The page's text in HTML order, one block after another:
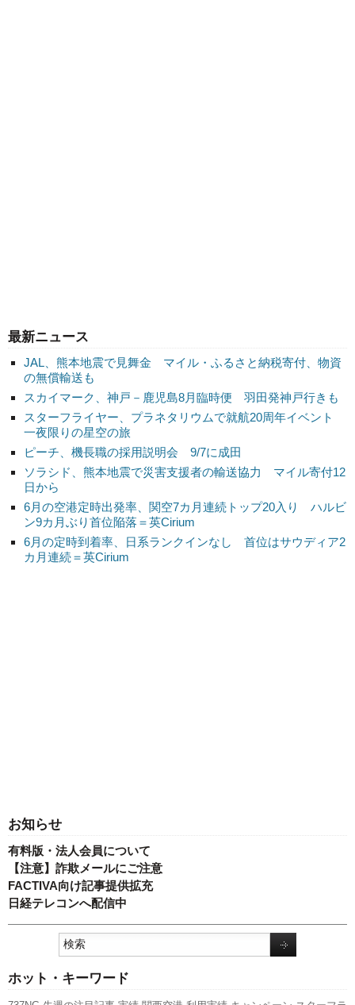
最新ニュース
JAL、熊本地震で見舞金 マイル・ふるさと納税寄付、物資
の無償輸送も
スカイマーク、神戸－鹿児島8月臨時便 羽田発神戸行きも
スターフライヤー、プラネタリウムで就航20周年イベント
一夜限りの星空の旅
ピーチ、機長職の採用説明会 9/7に成田
ソラシド、熊本地震で災害支援者の輸送協力 マイル寄付12
日から
6月の空港定時出発率、関空7カ月連続トップ20入り ハルビ
ン9カ月ぶり首位陥落＝英Cirium
6月の定時到着率、日系ランクインなし 首位はサウディア2
カ月連続＝英Cirium
お知らせ
有料版・法人会員について
【注意】詐欺メールにご注意
FACTIVA向け記事提供拡充
日経テレコンへ配信中
ホット・キーワード